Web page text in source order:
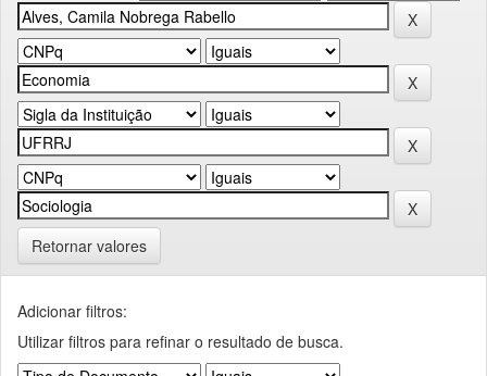
Retornar valores
Adicionar filtros:
Utilizar filtros para refinar o resultado de busca.